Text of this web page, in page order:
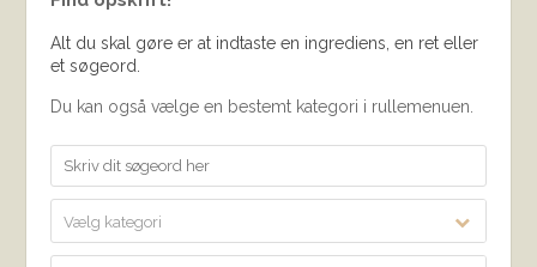
Alt du skal gøre er at indtaste en ingrediens, en ret eller
et søgeord.
Du kan også vælge en bestemt kategori i rullemenuen.
Vælg kategori